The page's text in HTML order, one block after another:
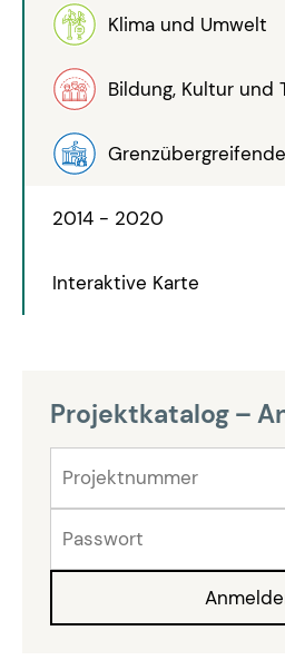
Klima und Umwelt
Bildung, Kultur und
2014 - 2020
Interaktive Karte
Projektkatalog –